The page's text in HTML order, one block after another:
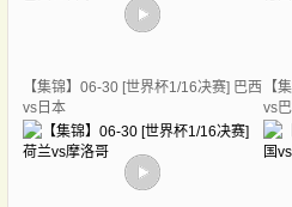
【集锦】06-30 [世界杯1/16决赛] 巴西
vs日本
【
vs